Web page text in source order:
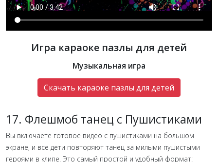
Игра караоке пазлы для детей
Музыкальная игра
Скачать караоке пазлы для детей
17. Флешмоб танец с Пушистиками
Вы включаете готовое видео с пушистиками на большом
экране, и все дети повторяют танец за милыми пушистыми
героями в клипе. Это самый простой и удобный формат: